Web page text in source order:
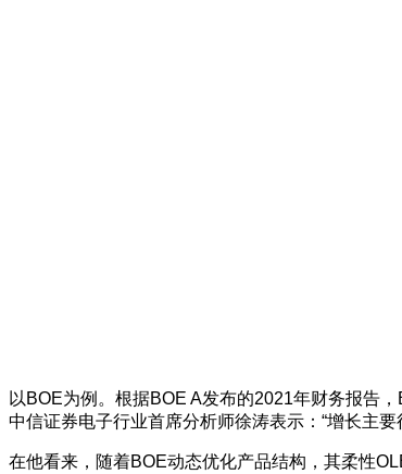
以BOE为例。根据BOE A发布的2021年财务报告
中信证券电子行业首席分析师徐涛表示：“增长主
在他看来，随着BOE动态优化产品结构，其柔性